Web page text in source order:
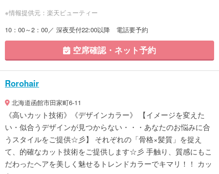
※情報提供元：楽天ビューティー
10：00～2：00／ 深夜受付22:00以降 電話要予約
空席確認・ネット予約
Rorohair
北海道函館市田家町6-11
《高いカット技術》《デザインカラー》 【イメージを変えた
い・似合うデザインが見つからない・・・あなたのお悩みに合
うスタイルをご提供☆彡】 それぞれの「骨格×髪質」を捉え
て、的確なカット技術をご提供します☆彡 手触り、質感にもこ
だわったヘアを美しく魅せるトレンドカラーでキマリ！！ カッ